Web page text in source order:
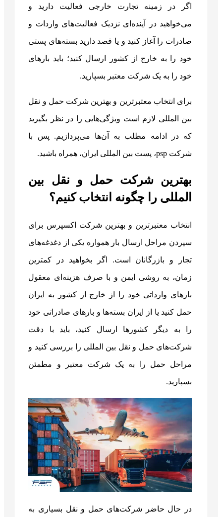
اگر در زمینه تجارت خارجی فعالیت دارید و
می‌خواهید در آینده‌ای نزدیک فعالیت‌های واردات و
صادرات را آغاز کنید و یا قصد دارید بسته‌های پستی
خود را به خارج از کشور ارسال کنید؛ باید بارهای
خود را به یک شرکت معتبر بسپارید.
برای انتخاب معتبرترین و بهترین شرکت‌ حمل و نقل
بین المللی لازم است ویژگی‌هایی را در نظر بگیرید
که در ادامه مطلب به آن‌ها می‌پردازیم. پس با
شرکت psp، پست بین المللی ایران، همراه باشید.
بهترین شرکت حمل و نقل بین
المللی را چگونه انتخاب کنیم؟
انتخاب معتبرترین و بهترین شرکت اکسپرس برای
سپردن مراحل ارسال بار همواره یکی از دغدغه‌های
تجار و بازرگانان است. اگر بخواهید در کمترین
زمان، به روشی ایمن و با صرف هزینه‌ای معقول
بارهای وارداتی خود را از خارج از کشور به ایران
حمل کنید یا از ایران بسته‌ها و بارهای صادراتی خود
را به دیگر کشورها ارسال کنید، باید با دقت
شرکت‌های حمل و نقل بین المللی را بررسی کنید و
مراحل حمل را به یک شرکت معتبر و مطمئن
بسپارید.
در حال حاضر شرکت‌های حمل و نقل بسیاری به